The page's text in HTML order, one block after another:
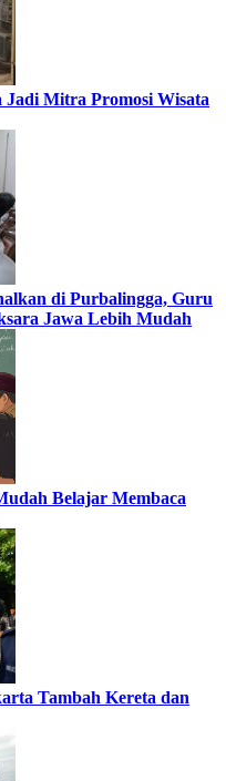
Mitra Promosi Wisata
di Purbalingga, Guru
Jawa Lebih Mudah
Belajar Membaca
Tambah Kereta dan